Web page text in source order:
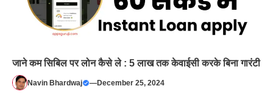
जाने कम सिबिल पर लोन कैसे ले : 5 लाख तक केवाईसी करके बिना गारंटी
Navin Bhardwaj —December 25, 2024